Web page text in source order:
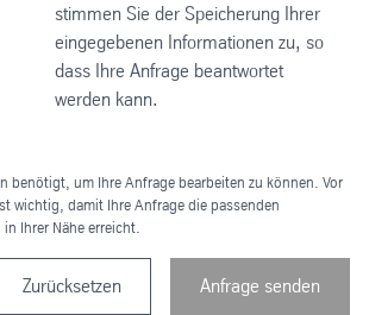
stimmen Sie der Speicherung Ihrer
eingegebenen Informationen zu, so
dass Ihre Anfrage beantwortet
werden kann.
benötigt, um Ihre Anfrage bearbeiten zu können. Vor
wichtig, damit Ihre Anfrage die passenden
Ihrer Nähe erreicht.
Zurücksetzen Anfrage senden